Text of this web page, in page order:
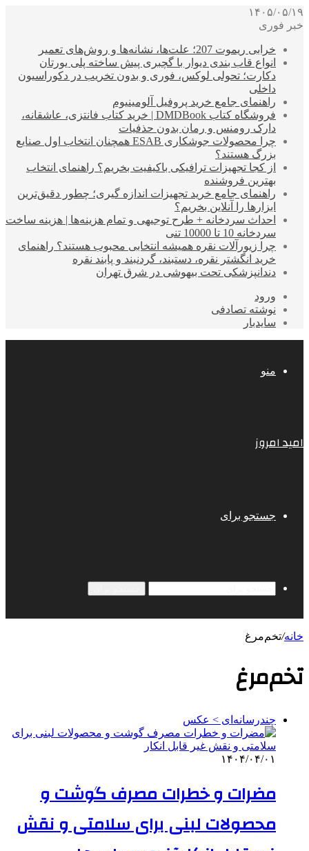
۱۴۰۵/۰۵/۱۹
خبر فوری
خرابی ریموت 207؛ علت‌ها، نشانه‌ها و روش‌های تعمیر
انواع قاب بندی دیوار با گچبری پیش ساخته پلی یورتان
دکارت؛ تحولی لوکس، فوری و بدون تخریب در دکوراسیون
داخلی
راهنمای جامع خرید پروفیل آلومینیوم
فروشگاه کتاب DMDBook | خرید کتاب فانتزی، عاشقانه،
دارک رومنس و رمان بدون حذفیات
چرا محصولات جوشکاری ESAB همچنان انتخاب اول صنایع
بزرگ هستند؟
از کجا تجهیزات ترافیکی باکیفیت بخریم؟ راهنمای انتخاب
بهترین فروشنده
راهنمای جامع خرید تجهیزات اندازه گیری؛ چطور دقیق‌ترین
ابزارها را آنلاین بخریم؟
احداث سردخانه + طرح توجیهی و تمام هزینه‌ها | هزینه ساخت
سردخانه 10 تا 10000 تنی
چرا زیورآلات نقره همیشه انتخابی محبوب هستند؟ راهنمای
خرید انگشتر نقره، دستبند، گردنبند و پابند نقره
دندانپزشکی تحت بیهوشی در شرق تهران
ورود
نوشته تصادفی
سایدبار
منو
امید امروز
جستجو برای
خانه/تخم‌مرغ
تخم‌مرغ
چندرسانه‌ای > عکس
۱۴۰۴/۰۴/۰۱
مضرات و خطرات مصرف گوشت و
محصولات لبنی برای سلامتی و نقش